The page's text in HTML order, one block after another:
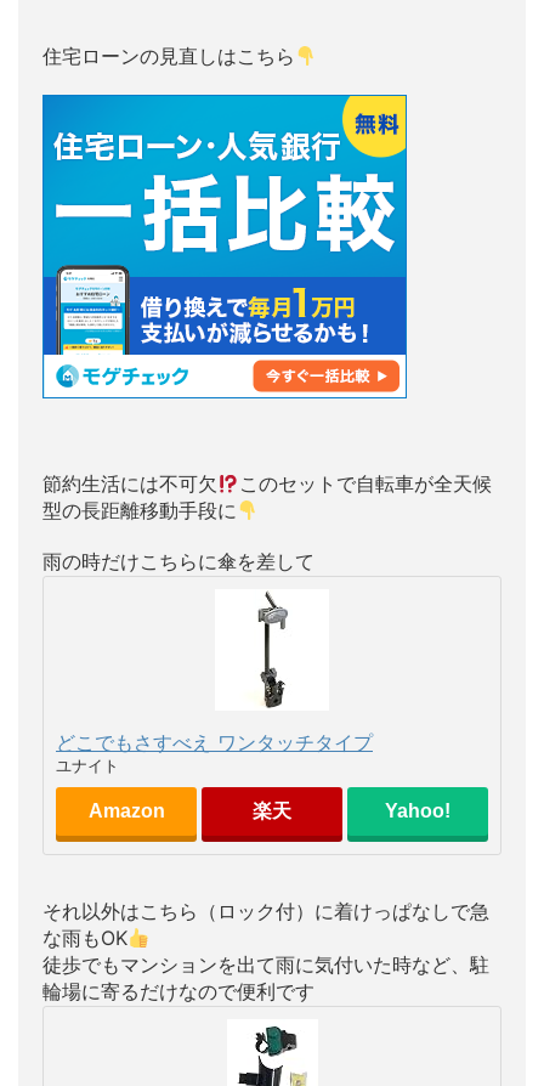
住宅ローンの見直しはこちら
節約生活には不可欠
このセットで自転車が全天候
型の長距離移動手段に
雨の時だけこちらに傘を差して
どこでもさすべえ ワンタッチタイプ
ユナイト
Amazon 楽天 Yahoo!
それ以外はこちら（ロック付）に着けっぱなしで急
な雨もOK
徒歩でもマンションを出て雨に気付いた時など、駐
輪場に寄るだけなので便利です